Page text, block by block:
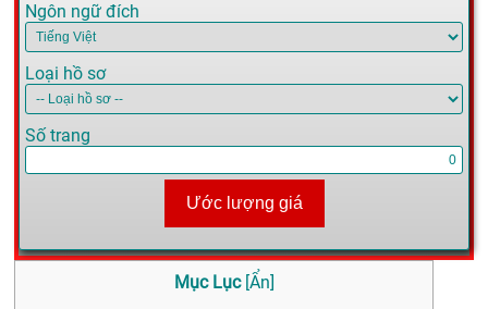
Ngôn ngữ đích
Loại hồ sơ
Số trang
Ước lượng giá
Mục Lục [Ẩn]